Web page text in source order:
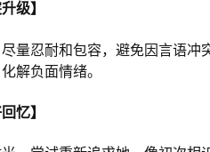
级】
量忍耐和包容，避免因言语
解负面情绪。
忆】